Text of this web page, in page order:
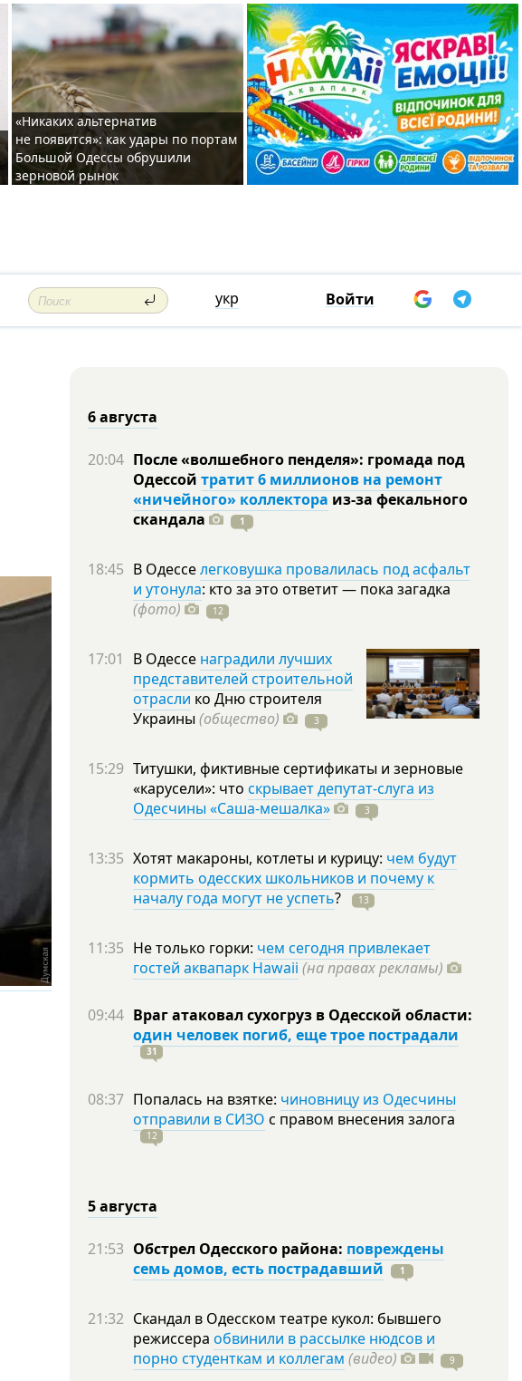
«Никаких альтернатив
не появится»: как удары по портам
Большой Одессы обрушили
зерновой рынок
укр Войти
6 августа
20:04 После «волшебного пенделя»: громада под
Одессой тратит 6 миллионов на ремонт
«ничейного» коллектора из-за фекального
скандала
1
18:45 В Одесселегковушка провалилась под асфальт
и утонула: кто за это ответит — пока загадка
(фото)
12
17:01 В Одессе наградили лучших
представителей строительной
отрасли ко Дню строителя
Украины (общество) 3
15:29 Титушки, фиктивные сертификаты и зерновые
«карусели»: что скрывает депутат-слуга из
Одесчины «Саша-мешалка»
3
13:35 Хотят макароны, котлеты и курицу: чем будут
кормить одесских школьников и почему к
началу года могут не успеть? 13
11:35 Не только горки: чем сегодня привлекает
гостей аквапарк Hawaii (на правах рекламы)
09:44 Враг атаковал сухогруз в Одесской области:
один человек погиб, еще трое пострадали
31
08:37 Попалась на взятке: чиновницу из Одесчины
отправили в СИЗО с правом внесения залога
12
5 августа
21:53 Обстрел Одесского района: повреждены
семь домов, есть пострадавший
1
21:32 Скандал в Одесском театре кукол: бывшего
режиссера обвинили в рассылке нюдсов и
порно студенткам и коллегам (видео) 9